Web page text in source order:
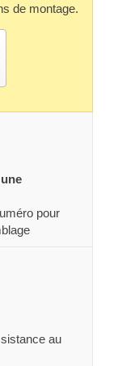
de montage.
pour
au